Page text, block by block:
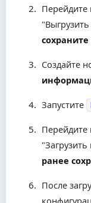
Создайте
Запустите
ранее
После